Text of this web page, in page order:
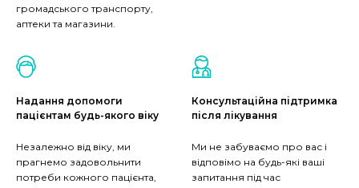
громадського транспорту,
аптеки та магазини.
Надання допомоги
пацієнтам будь-якого віку
Незалежно від віку, ми
прагнемо задовольнити
потреби кожного пацієнта,
Консультаційна підтримка
після лікування
Ми не забуваємо про вас і
відповімо на будь-які ваші
запитання під час